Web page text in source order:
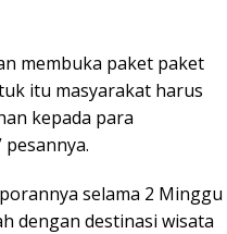
membuka paket paket
itu masyarakat harus
kepada para
selama 2 Minggu
dengan destinasi wisata